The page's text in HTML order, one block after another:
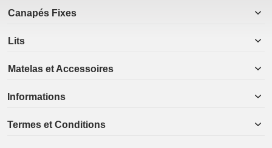
Canapés Fixes
Lits
Matelas et Accessoires
Informations
Termes et Conditions